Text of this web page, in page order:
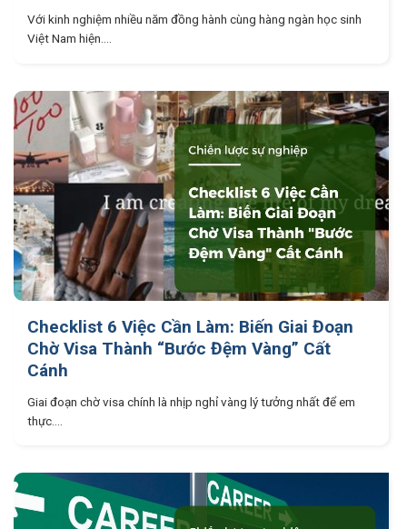
Với kinh nghiệm nhiều năm đồng hành cùng hàng ngàn học sinh
Việt Nam hiện....
Checklist 6 Việc Cần Làm: Biến Giai Đoạn
Chờ Visa Thành “Bước Đệm Vàng” Cất
Cánh
Giai đoạn chờ visa chính là nhịp nghỉ vàng lý tưởng nhất để em
thực....